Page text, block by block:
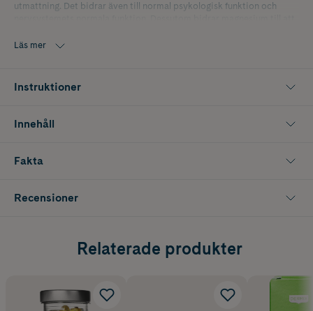
utmattning. Det bidrar även till normal psykologisk funktion och
Läs mer
Instruktioner
Innehåll
Fakta
Recensioner
Relaterade produkter